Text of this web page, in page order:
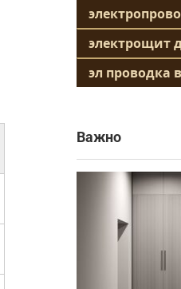
электрощит
эл проводка
Важно